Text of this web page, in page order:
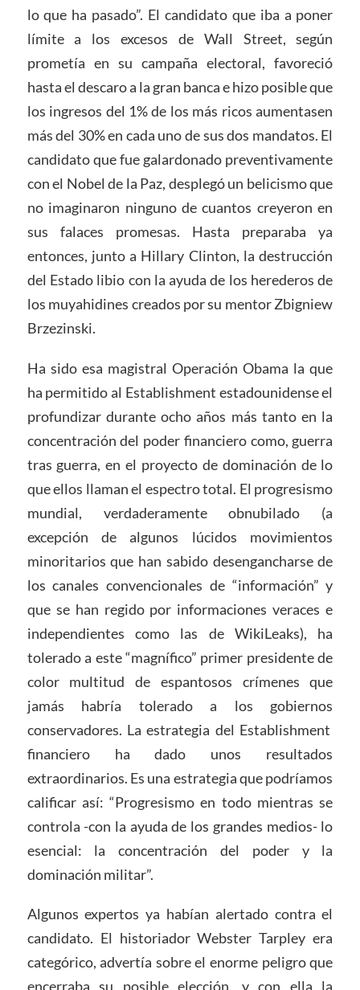
lo que ha pasado”. El candidato que iba a poner
límite a los excesos de Wall Street, según
prometía en su campaña electoral, favoreció
hasta el descaro a la gran banca e hizo posible que
los ingresos del 1% de los más ricos aumentasen
más del 30% en cada uno de sus dos mandatos. El
candidato que fue galardonado preventivamente
con el Nobel de la Paz, desplegó un belicismo que
no imaginaron ninguno de cuantos creyeron en
sus falaces promesas. Hasta preparaba ya
entonces, junto a Hillary Clinton, la destrucción
del Estado libio con la ayuda de los herederos de
los muyahidines creados por su mentor Zbigniew
Brzezinski.
Ha sido esa magistral Operación Obama la que
ha permitido al Establishment estadounidense el
profundizar durante ocho años más tanto en la
concentración del poder financiero como, guerra
tras guerra, en el proyecto de dominación de lo
que ellos llaman el espectro total. El progresismo
mundial, verdaderamente obnubilado (a
excepción de algunos lúcidos movimientos
minoritarios que han sabido desengancharse de
los canales convencionales de “información” y
que se han regido por informaciones veraces e
independientes como las de WikiLeaks), ha
tolerado a este “magnífico” primer presidente de
color multitud de espantosos crímenes que
jamás habría tolerado a los gobiernos
conservadores. La estrategia del Establishment
financiero ha dado unos resultados
extraordinarios. Es una estrategia que podríamos
calificar así: “Progresismo en todo mientras se
controla -con la ayuda de los grandes medios- lo
esencial: la concentración del poder y la
dominación militar”.
Algunos expertos ya habían alertado contra el
candidato. El historiador Webster Tarpley era
categórico, advertía sobre el enorme peligro que
encerraba su posible elección, y con ella la